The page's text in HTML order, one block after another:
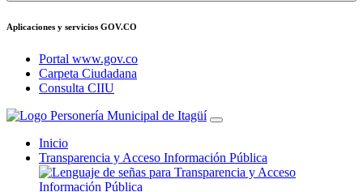
Aplicaciones y servicios GOV.CO
Portal www.gov.co
Carpeta Ciudadana
Consulta CIIU
Inicio
Transparencia y Acceso Información Pública